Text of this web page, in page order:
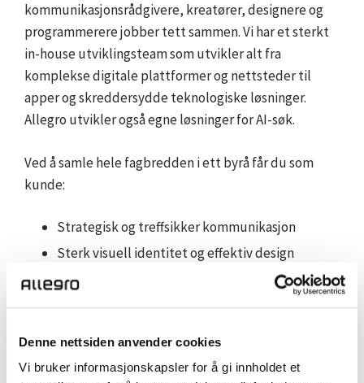
Denne nettsiden anvender cookies
Vi bruker informasjonskapsler for å gi innholdet et
kommunikasjonsrådgivere, kreatører, designere og
programmerere jobber tett sammen. Vi har et sterkt
in-house utviklingsteam som utvikler alt fra
komplekse digitale plattformer og nettsteder til
apper og skreddersydde teknologiske løsninger.
Allegro utvikler også egne løsninger for AI-søk.
Ved å samle hele fagbredden i ett byrå får du som
kunde:
Strategisk og treffsikker kommunikasjon
Sterk visuell identitet og effektiv design
Kreative og effektive reklamekampanjer
Økt digital synlighet og digital trafikk
plattformer og apper